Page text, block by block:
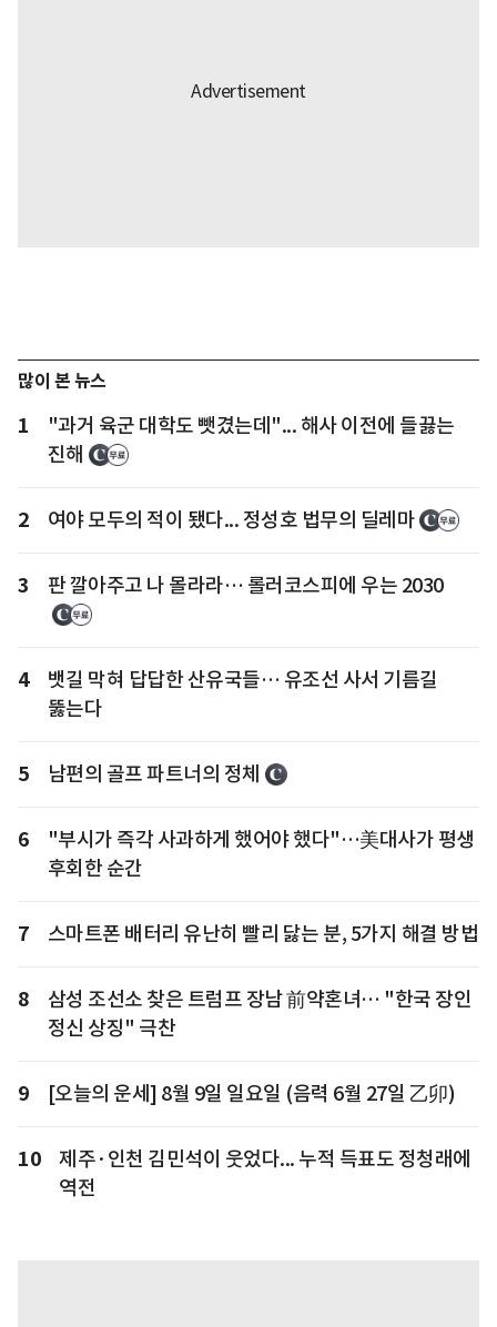
많이 본 뉴스
1
"과거 육군 대학도 뺏겼는데"... 해사 이전에 들끓는
진해
2 여야 모두의 적이 됐다... 정성호 법무의 딜레마
3 판 깔아주고 나 몰라라… 롤러코스피에 우는 2030
4
뱃길 막혀 답답한 산유국들… 유조선 사서 기름길
뚫는다
5 남편의 골프 파트너의 정체
6
"부시가 즉각 사과하게 했어야 했다"…美대사가 평생
후회한 순간
7 스마트폰 배터리 유난히 빨리 닳는 분, 5가지 해결 방법
8
삼성 조선소 찾은 트럼프 장남 前약혼녀… "한국 장인
정신 상징" 극찬
9 [오늘의 운세] 8월 9일 일요일 (음력 6월 27일 乙卯)
10
제주·인천 김민석이 웃었다... 누적 득표도 정청래에
역전